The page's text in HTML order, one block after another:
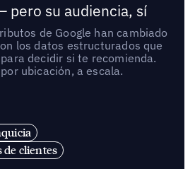
pero su audiencia, sí
de Google han cambiado
los datos estructurados que
decidir si te recomienda.
ubicación, a escala.
de clientes